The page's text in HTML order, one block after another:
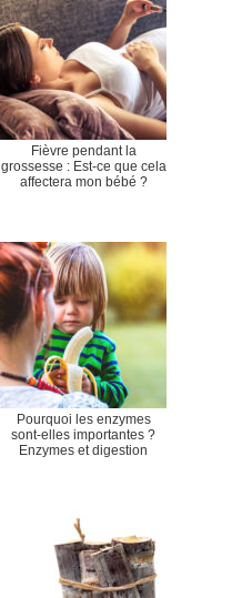
Fièvre pendant la
grossesse : Est-ce que cela
affectera mon bébé ?
Pourquoi les enzymes
sont-elles importantes ?
Enzymes et digestion